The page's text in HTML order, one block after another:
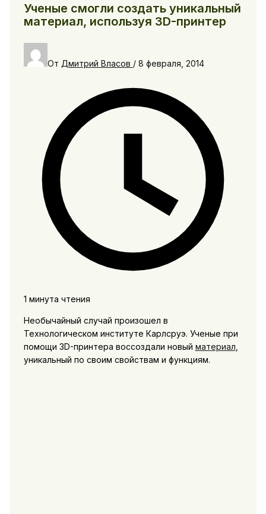
Ученые смогли создать уникальный
материал, используя 3D-принтер
От Дмитрий Власов / 8 февраля, 2014
1 минута чтения
Необычайный случай произошел в
Технологическом институте Карлсруэ. Ученые при
помощи 3D-принтера воссоздали новый материал
уникальный по своим свойствам и функциям.